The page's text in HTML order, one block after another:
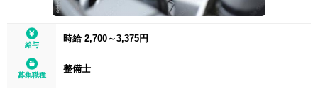
給与
時給 2,700～3,375円
募集職種
整備士